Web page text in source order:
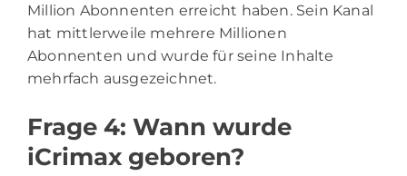
Million Abonnenten erreicht haben. Sein Kanal
hat mittlerweile mehrere Millionen
Abonnenten und wurde für seine Inhalte
mehrfach ausgezeichnet.
Frage 4: Wann wurde
iCrimax geboren?